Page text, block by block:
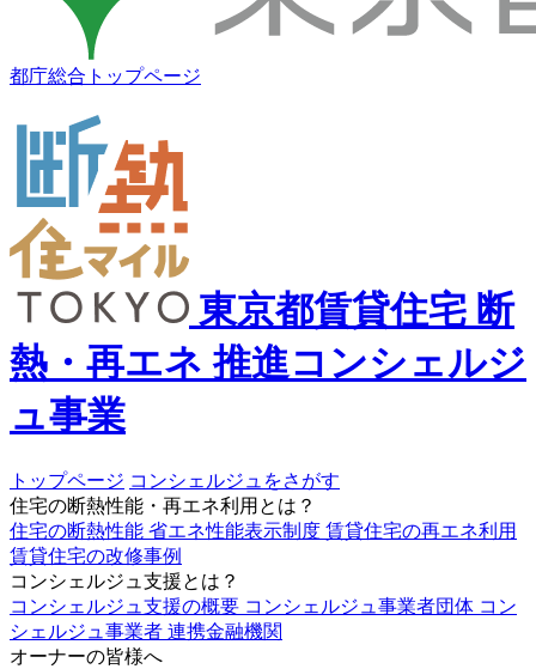
都庁総合トップページ
東京都賃貸住宅 断
熱・再エネ 推進コンシェルジ
ュ事業
トップページ コンシェルジュをさがす
住宅の断熱性能・再エネ利用とは？
住宅の断熱性能 省エネ性能表示制度 賃貸住宅の再エネ利用
賃貸住宅の改修事例
コンシェルジュ支援とは？
コンシェルジュ支援の概要 コンシェルジュ事業者団体 コン
シェルジュ事業者 連携金融機関
オーナーの皆様へ